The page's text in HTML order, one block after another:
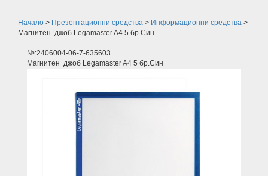
Начало > Презентационни средства > Информационни средства >
Магнитен джоб Legamaster A4 5 бр.Син
№:2406004-06-7-635603
Магнитен джоб Legamaster A4 5 бр.Син